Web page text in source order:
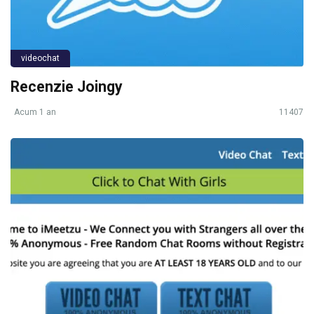
videochat
Recenzie Joingy
Acum 1 an 11407